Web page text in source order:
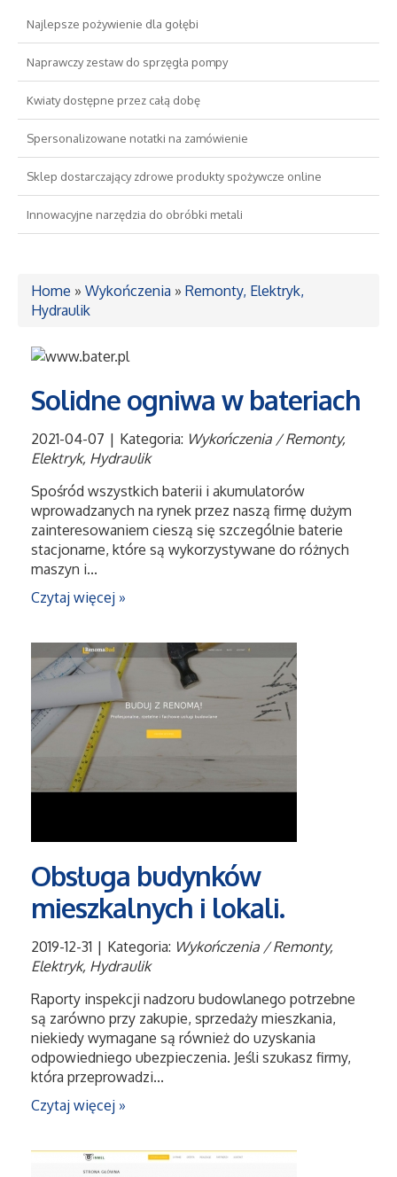
Drzwi i Okna
Domy, Mieszkania
Wykształcenie
Placówki Edukacyjne
Tłumaczenia
Sprzedaż Interntowa
Biżuteria
Dla Dzieci
Wyposażenie Wnętrz
Wyposażenie Łazienki
Sport
Elektronika, RTV, AGD
Art. Dla Zwierząt
Art. Spożywcze
Materiały Eksploatacyjne
Najlepsze pożywienie dla gołębi
Naprawczy zestaw do sprzęgła pompy
Kwiaty dostępne przez całą dobę
Spersonalizowane notatki na zamówienie
Sklep dostarczający zdrowe produkty spożywcze online
Innowacyjne narzędzia do obróbki metali
Home » Wykończenia » Remonty, Elektryk,
Hydraulik
Solidne ogniwa w bateriach
2021-04-07 | Kategoria: Wykończenia / Remonty,
Elektryk, Hydraulik
Spośród wszystkich baterii i akumulatorów
wprowadzanych na rynek przez naszą firmę dużym
zainteresowaniem cieszą się szczególnie baterie
stacjonarne, które są wykorzystywane do różnych
maszyn i...
Czytaj więcej »
Obsługa budynków
mieszkalnych i lokali.
2019-12-31 | Kategoria: Wykończenia / Remonty,
Elektryk, Hydraulik
Raporty inspekcji nadzoru budowlanego potrzebne
są zarówno przy zakupie, sprzedaży mieszkania,
niekiedy wymagane są również do uzyskania
odpowiedniego ubezpieczenia. Jeśli szukasz firmy,
która przeprowadzi...
Czytaj więcej »